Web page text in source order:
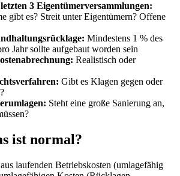
3 Eigentümerversammlungen:
gibt es? Streit unter Eigentümern? Offene
Mindestens 1 % des
Jahr sollte aufgebaut worden sein
Realistisch oder
Gibt es Klagen gegen oder
Steht eine große Sanierung an,
ist normal?
laufenden Betriebskosten (umlagefähig